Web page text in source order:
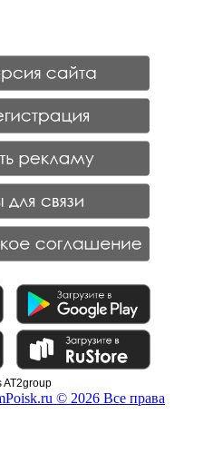
AT2group
© 2026 Все права